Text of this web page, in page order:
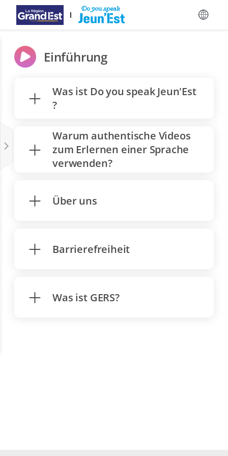
Zum Hauptinhalt springen
Einführung
Was ist Do you speak Jeun'Est
?
Warum authentische Videos
zum Erlernen einer Sprache
verwenden?
Über uns
Barrierefreiheit
Was ist GERS?